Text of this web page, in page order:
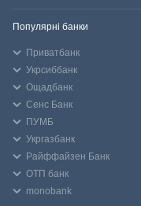
Популярні банки
Приватбанк
Укрсиббанк
Ощадбанк
Сенс Банк
ПУМБ
Укргазбанк
Райффайзен Банк
ОТП банк
monobank